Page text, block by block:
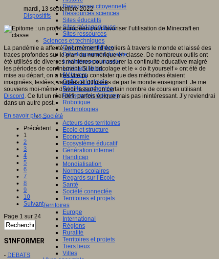
Ressources citoyenneté
Ressources sciences
Sites éducatifs
Sites pédagogiques
Sites ressources
Sciences et techniques
Culture scientifique
Développement durable
Intelligence artificielle
Logiciels libres
Métavers
Outils et logiciels
Réalité augmentée
Ressources sciences
Robotique
Technologies
Société
Acteurs des territoires
Ecole et structure
Economie
Ecosystème éducatif
Génération internet
Handicap
Mondialisation
Normes scolaires
Regards sur l’Ecole
Santé
Société connectée
Territoires et projets
Territoires
Europe
International
Régions
Ruralité
Territoires et projets
Tiers lieux
Villes
mardi, 13 septembre 2022
Dispositifs
La pandémie a affecté énormément d’écoliers à travers le monde et laissé des
traces profondes sur le plan du numérique en classe. De nombreux outils ont
été utilisés de diverses manières pour assurer la continuité éducative malgré
les périodes de confinement. Si le bricolage et le « do it yourself » ont été de
mise au départ, on a très vite pu constater que des méthodes étaient
imaginées, testées, validées et diffusées de par le monde enseignant. Je me
souviens moi-même d’avoir assuré un certain nombre de cours en utilisant
Discord . Ce fut un réel défi, parfois épique mais pas inintéressant. J’y reviendrai
dans un autre post.
En savoir plus...
Précédent
1
2
3
4
5
6
7
8
9
10
Suivant
Page 1 sur 24
S'INFORMER
- DEBATS